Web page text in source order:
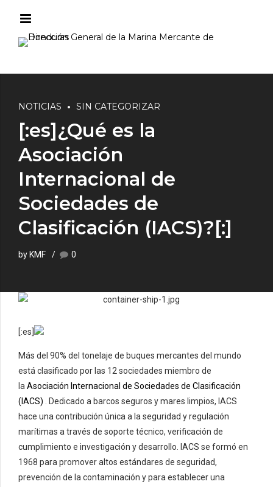
NOTICIAS SIN CATEGORIZAR
[:es]¿Qué es la
Asociación
Internacional de
Sociedades de
Clasificación (IACS)?[:]
by KMF 0
[:es]
Más del 90% del tonelaje de buques mercantes del mundo
está clasificado por las 12 sociedades miembro de
laAsociación Internacional de Sociedades de Clasificación
(IACS) . Dedicado a barcos seguros y mares limpios, IACS
hace una contribución única a la seguridad y regulación
marítimas a través de soporte técnico, verificación de
cumplimiento e investigación y desarrollo. IACS se formó en
1968 para promover altos estándares de seguridad,
prevención de la contaminación y para establecer una